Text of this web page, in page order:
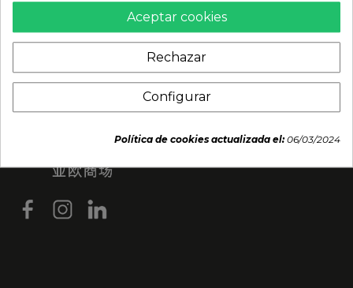
Aceptar cookies
Rechazar
Configurar
Política de cookies actualizada el:06/03/2024